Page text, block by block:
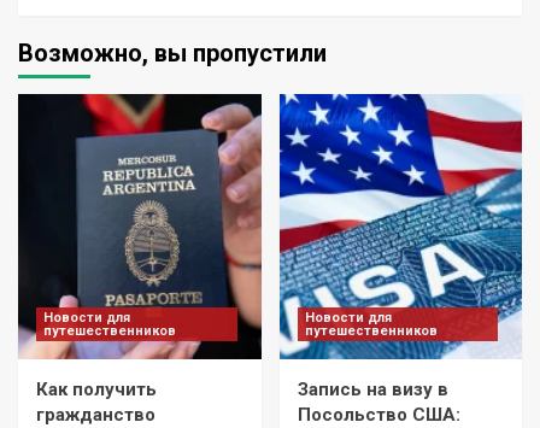
Возможно, вы пропустили
Новости для
путешественников
Как получить
гражданство
Новости для
путешественников
Запись на визу в
Посольство США: